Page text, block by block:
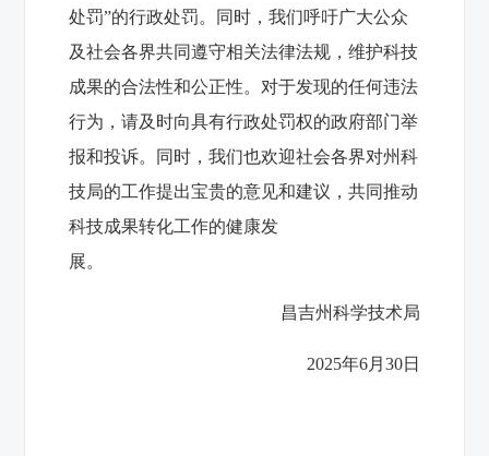
处罚”的行政处罚。同时，我们呼吁广大公众
及社会各界共同遵守相关法律法规，维护科技
成果的合法性和公正性。对于发现的任何违法
行为，请及时向具有行政处罚权的政府部门举
报和投诉。同时，我们也欢迎社会各界对州科
技局的工作提出宝贵的意见和建议，共同推动
科技成果转化工作的健康发
展。
昌吉州科学技术局
2025年6月30日